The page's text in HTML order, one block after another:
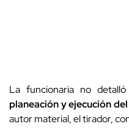
La funcionaria no
planeación y ejecución
autor material, el tirador,